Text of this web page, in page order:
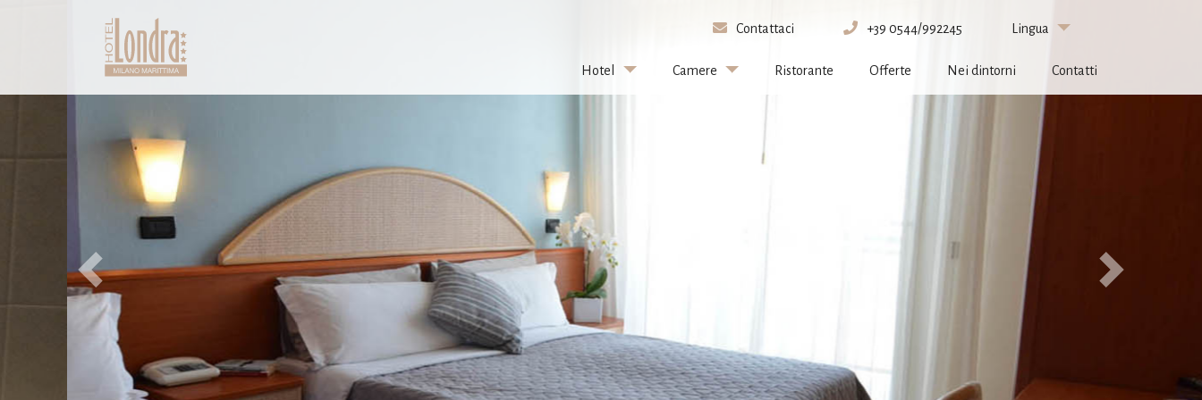
Previous Next
Contattaci +39 0544/992245 Lingua
Hotel Camere Ristorante Offerte Nei dintorni Contatti